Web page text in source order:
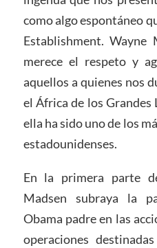
como algo espontáneo
Establishment. Wayne
merece el respeto y
aquellos a quienes nos
el África de los Grandes
ella ha sido uno de los
estadounidenses.
En la primera parte
Madsen subraya la
Obama padre en las
operaciones